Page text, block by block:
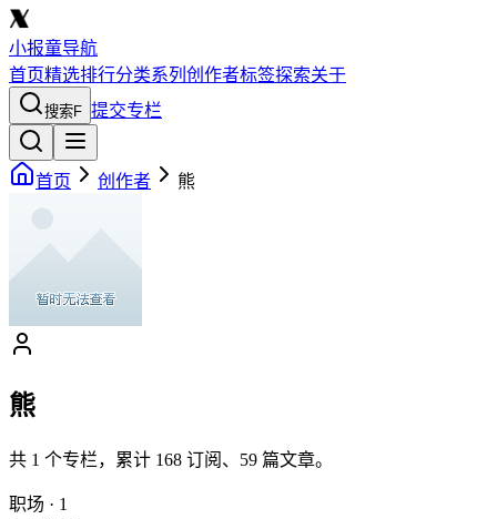
小报童导航
首页精选排行分类系列 创作者标签探索关于
搜索F 提交专栏
首页 创作者 熊
熊
共 1 个专栏，累计 168 订阅、 59 篇文章。
职场 · 1